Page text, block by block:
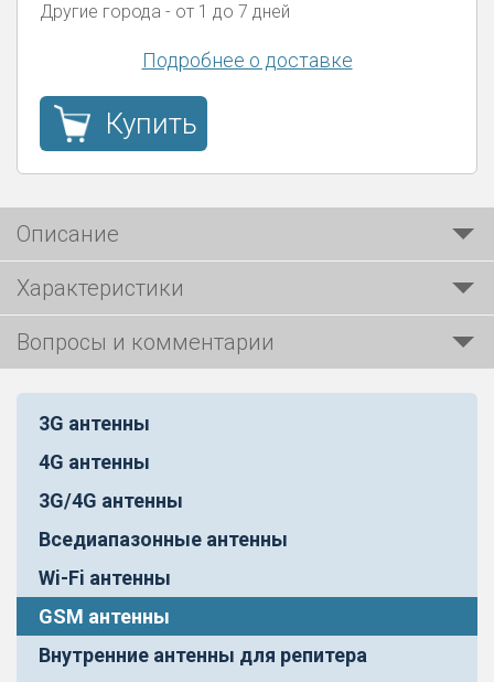
Другие города - от 1 до 7 дней
Подробнее о доставке
Купить
Описание
Характеристики
Вопросы и комментарии
3G антенны
4G антенны
3G/4G антенны
Вседиапазонные антенны
Wi-Fi антенны
GSM антенны
Внутренние антенны для репитера